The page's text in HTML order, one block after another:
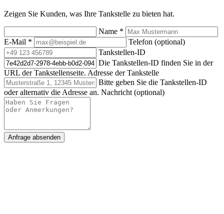
Zeigen Sie Kunden, was Ihre Tankstelle zu bieten hat.
Name *
E-Mail *
Telefon (optional)
Tankstellen-ID
Die Tankstellen-ID finden Sie in der
URL der Tankstellenseite. Adresse der Tankstelle
Bitte geben Sie die Tankstellen-ID
oder alternativ die Adresse an. Nachricht (optional)
Anfrage absenden